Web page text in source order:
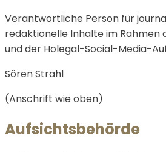
Verantwortliche Person für
redaktionelle Inhalte im Rahmen
und der Holegal-Social-Media-
Sören Strahl
(Anschrift wie oben)
Aufsichtsbehörde